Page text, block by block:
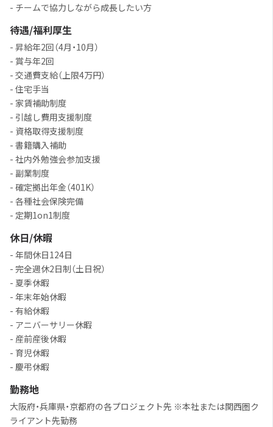
- チームで協力しながら成長したい方
待遇/福利厚生
- 昇給年2回（4月・10月）
- 賞与年2回
- 交通費支給（上限4万円）
- 住宅手当
- 家賃補助制度
- 引越し費用支援制度
- 資格取得支援制度
- 書籍購入補助
- 社内外勉強会参加支援
- 副業制度
- 確定拠出年金（401K）
- 各種社会保険完備
- 定期1on1制度
休日/休暇
- 年間休日124日
- 完全週休2日制（土日祝）
- 夏季休暇
- 年末年始休暇
- 有給休暇
- アニバーサリー休暇
- 産前産後休暇
- 育児休暇
- 慶弔休暇
勤務地
大阪府・兵庫県・京都府の各プロジェクト先 ※本社または関西圏ク
ライアント先勤務